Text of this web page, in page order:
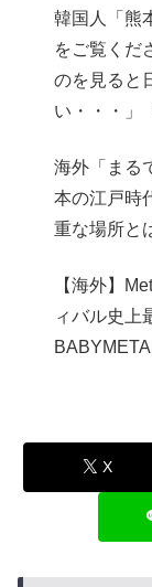
韓国人「熊
をご覧くだ
のを見ると
い・・・」
海外「まる
本の江戸時
重な場所と
【海外】
ィバル史上
X